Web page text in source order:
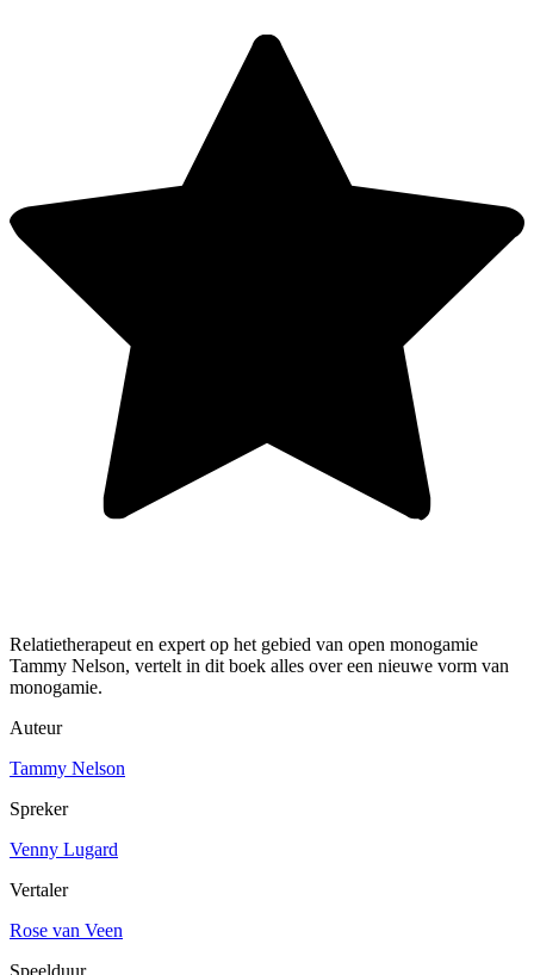
Relatietherapeut en expert op het gebied van open monogamie
Tammy Nelson, vertelt in dit boek alles over een nieuwe vorm van
monogamie.
Auteur
Tammy Nelson
Spreker
Venny Lugard
Vertaler
Rose van Veen
Speelduur